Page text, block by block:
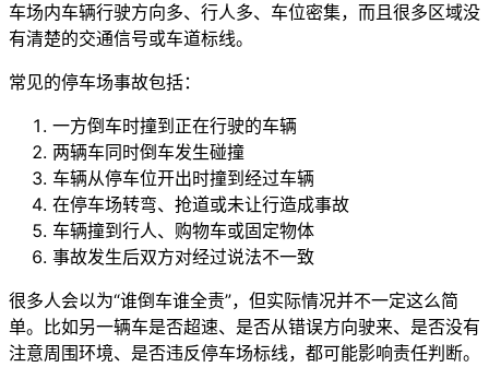
车场内车辆行驶方向多、行人多、车位密集，而且很多区域没
有清楚的交通信号或车道标线。
常见的停车场事故包括：
一方倒车时撞到正在行驶的车辆
两辆车同时倒车发生碰撞
车辆从停车位开出时撞到经过车辆
在停车场转弯、抢道或未让行造成事故
车辆撞到行人、购物车或固定物体
事故发生后双方对经过说法不一致
很多人会以为“谁倒车谁全责”，但实际情况并不一定这么简
单。比如另一辆车是否超速、是否从错误方向驶来、是否没有
注意周围环境、是否违反停车场标线，都可能影响责任判断。